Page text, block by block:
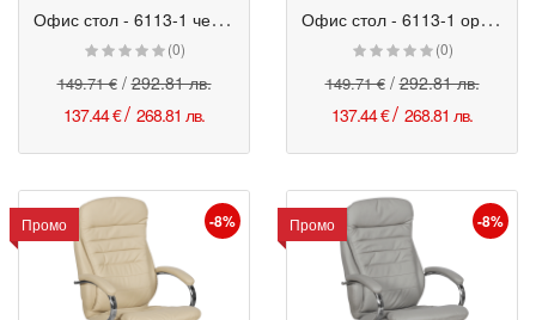
Промо О
фис стол - 6113-1 червен
(0)
149.71 €/292.81 лв.
137.44 €/ 268.81 лв.
Промо О
фис стол - 6113-1 оранжев
(0)
149.71 €/292.81 лв.
137.44 €/ 268.81 лв.
Промо -8% Промо -8%